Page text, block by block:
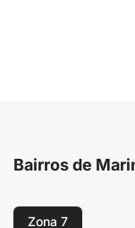
Bairros de
Zona 7